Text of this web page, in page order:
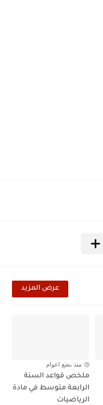
عرض المزيد
منذ بضع اعوام
ملخص قواعد السنة
الرابعة متوسط في مادة
الرياضيات